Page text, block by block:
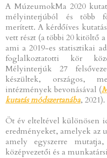
A MúzeumokMa 2020
mélyinterjúból és több
merített. A kérdőíves
vett részt (a többi 20 kitöltő
ami a 2019-es statisztikai
foglalkoztatotti kör
Mélyinterjúk 27
készültek, országos,
intézmények bevonásával (
kutatás módszertanába, 2021).
Öt év elteltével különösen
eredményeket, amelyek az
amely egyszerre
középvezetői és a